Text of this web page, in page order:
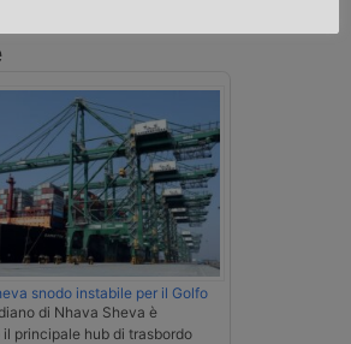
snodo instabile per il Golfo
di Nhava Sheva è
principale hub di trasbordo